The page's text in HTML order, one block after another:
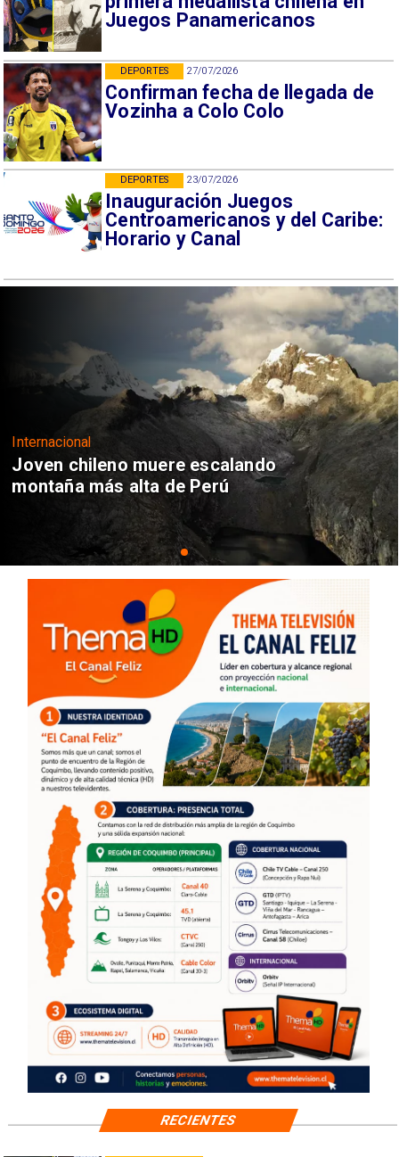
Juegos Panamericanos
27/07/2026
Confirman fecha de llegada de
Vozinha a Colo Colo
DEPORTES
23/07/2026
Inauguración Juegos
Centroamericanos y del Caribe:
Horario y Canal
DEPORTES
Regiones
Aprueban creación del Parque
Sebastián Piñera con inversión de $4
mil millones
RECIENTES